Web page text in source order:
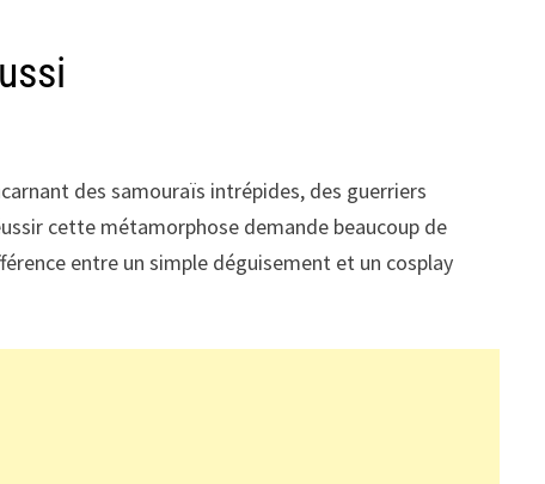
des samouraïs intrépides, des guerriers
cette métamorphose demande beaucoup de
entre un simple déguisement et un cosplay